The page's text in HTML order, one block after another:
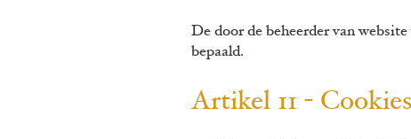
De door de beheerder van
bepaald.
Artikel 11 -